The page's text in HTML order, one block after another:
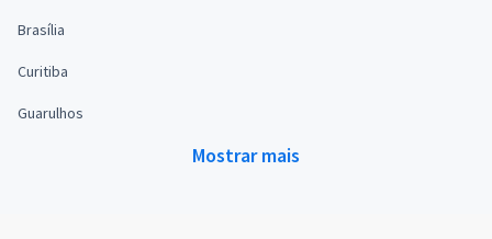
Brasília
Curitiba
Guarulhos
Mostrar mais